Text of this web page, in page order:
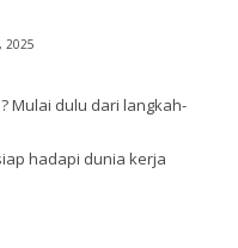
2025
Mulai dulu dari langkah-
hadapi dunia kerja